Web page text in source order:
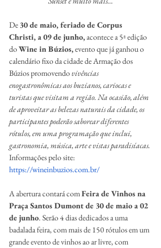
De 30 de maio, feriado de Corpus
Christi, a 09 de junho, acontece a 5ª edição
do Wine in Búzios, evento que já ganhou o
calendário fixo da cidade de Armação dos
Búzios promovendo vivências
enogastronômicas aos buzianos, cariocas e
turistas que visitam a região. Na ocasião, além
de aproveitar as belezas naturais da cidade, os
participantes poderão saborear diferentes
rótulos, em uma programação que inclui,
gastronomia, música, arte e vistas paradisíacas.
Informações pelo site:
https://wineinbuzios.com.br/
A abertura contará com Feira de Vinhos na
Praça Santos Dumont de 30 de maio a 02
de junho. Serão 4 dias dedicados a uma
badalada feira, com mais de 150 rótulos em um
grande evento de vinhos ao ar livre, com